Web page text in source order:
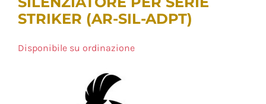
STRIKER (AR-SIL-ADPT)
Disponibile su ordinazione